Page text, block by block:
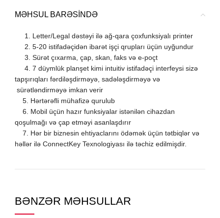
MƏHSUL BARƏSINDƏ
1. Letter/Legal dəstəyi ilə ağ-qara çoxfunksiyalı printer
2. 5-20 istifadəçidən ibarət işçi qrupları üçün uyğundur
3. Sürət çıxarma, çap, skan, faks və e-poçt
4. 7 düymlük planşet kimi intuitiv istifadəçi interfeysi sizə
tapşırıqları fərdiləşdirməyə, sadələşdirməyə və
sürətləndirməyə imkan verir
5. Hərtərəfli mühafizə qurulub
6. Mobil üçün hazır funksiyalar istənilən cihazdan
qoşulmağı və çap etməyi asanlaşdırır
7. Hər bir biznesin ehtiyaclarını ödəmək üçün tətbiqlər və
həllər ilə ConnectKey Texnologiyası ilə təchiz edilmişdir.
BƏNZƏR MƏHSULLAR